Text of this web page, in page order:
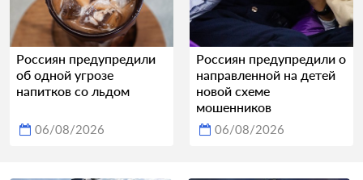
Россиян предупредили
об одной угрозе
напитков со льдом
06/08/2026
Россиян предупредили о
направленной на детей
новой схеме
мошенников
06/08/2026